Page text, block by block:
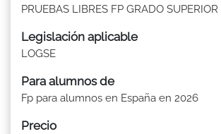
PRUEBAS LIBRES FP GRADO SUPERIOR
Legislación aplicable
LOGSE
Para alumnos de
Fp para alumnos en España en 2026
Precio